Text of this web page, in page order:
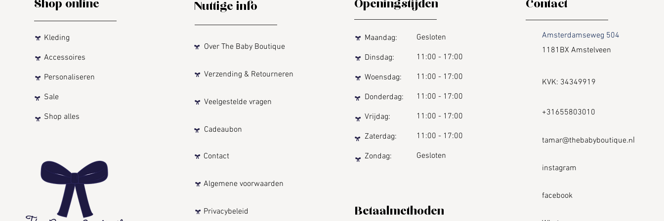
Shop online
Kleding
Accessoires
Personaliseren
Sale
Shop alles
Nuttige info
Over The Baby Boutique
Verzending & Retourneren
Veelgestelde vragen
Cadeaubon
Contact
Algemene voorwaarden
Privacybeleid
Gesloten
11:00 - 17:00
11:00 - 17:00
11:00 - 17:00
11:00 - 17:00
11:00 - 17:00
Gesloten
Openingstijden
Maandag:
Dinsdag:
Woensdag:
Donderdag:
Vrijdag:
Zaterdag:
Zondag:
Betaalmethoden
Contact
Amsterdamseweg 504
1181BX Amstelveen
​KVK: 34349919
+31655803010
tamar@thebabyboutique.nl
instagram
facebook